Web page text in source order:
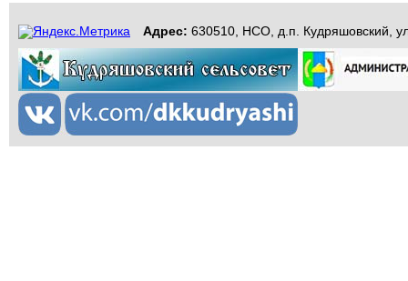
Адрес: 630510, НСО, д.п. Кудряшовский,